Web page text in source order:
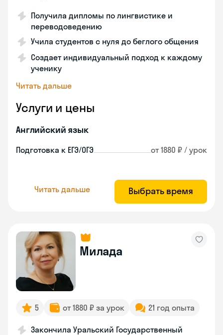
Получила дипломы по лингвистике и
переводоведению
Учила студентов с нуля до беглого общения
Создает индивидуальный подход к каждому
ученику
Читать дальше
Услуги и цены
Английский язык
Подготовка к ЕГЭ/ОГЭ от 1880 ₽ / урок
Читать дальше Выбрать время
Милада
5 от 1880 ₽ за урок 21 год опыта
Закончила Уральский Государственный